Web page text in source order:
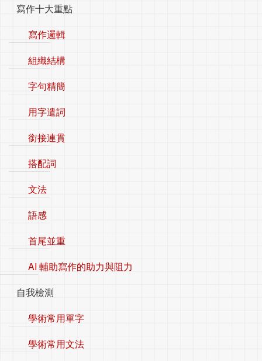
寫作十大重點
寫作邏輯
組織結構
字句精簡
用字遣詞
銜接連貫
搭配詞
文法
語感
首尾並重
AI 輔助寫作的助力與阻力
自我檢測
學術常用單字
學術常用文法